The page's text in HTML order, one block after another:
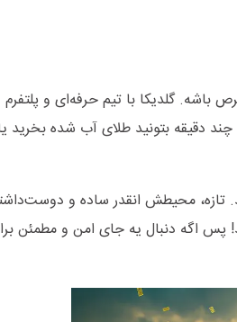
گلدیکا با تیم حرفه‌ای و پلتفرم
دقیقه بتونید طلای آب ‌شده بخرید
تازه، محیطش انقدر ساده و
پس اگه دنبال یه جای امن و مطمئن